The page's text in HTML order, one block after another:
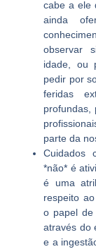
cabe a ele
ainda
observar
idade, ou
pedir por
feridas
profundas,
parte da
Cuidados
*não* é
é uma
respeito
o papel de
através do
e a